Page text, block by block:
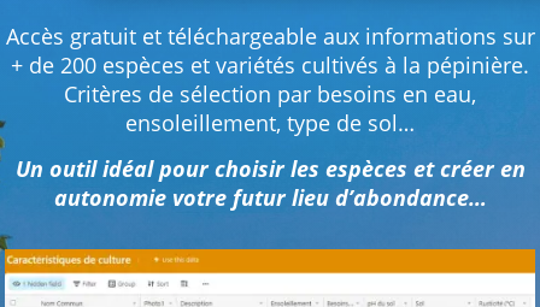
Accès gratuit et téléchargeable aux informations sur
+ de 200 espèces et variétés cultivés à la pépinière.
Critères de sélection par besoins en eau,
ensoleillement, type de sol…
Un outil idéal pour choisir les espèces et créer en
autonomie votre futur lieu d’abondance…